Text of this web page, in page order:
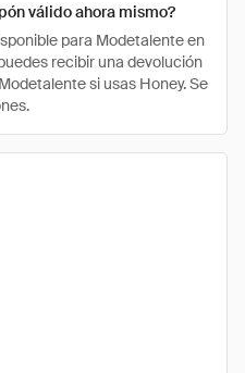
válido ahora mismo?
para Modetalente en
recibir una devolución
si usas Honey. Se